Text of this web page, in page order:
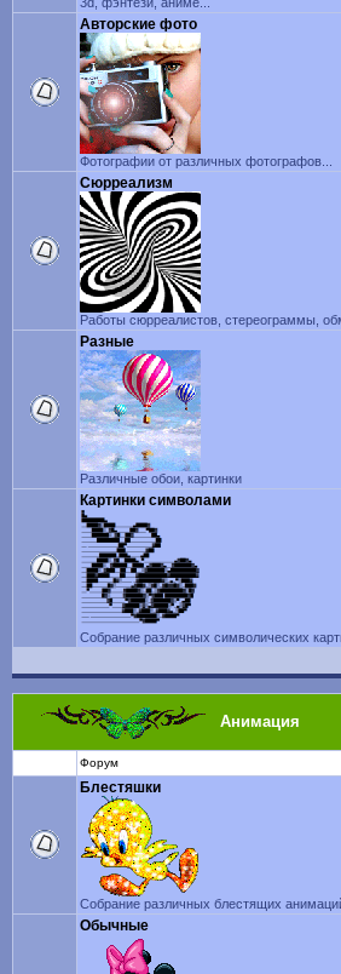
Авторские фото
Фотографии от различных фотографов...
Сюрреализм
Работы сюрреалистов, стереограммы,
Разные
Различные обои, картинки
Картинки символами
Собрание различных символических
Анимация
Форум
Блестяшки
Собрание различных блестящих
Обычные